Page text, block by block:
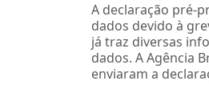
A declaração pré-
dados devido à
já traz diversas
dados. A Agência
enviaram a